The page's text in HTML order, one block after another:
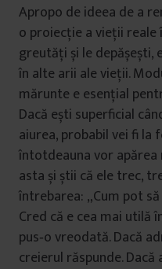
Apropo de ideea de a
o proiecție a vieții reale
greutăți și le depășești,
în alte arii ale vieții.
mărunte e esențial
Dacă ești superficial
aiurea, probabil vei fi la
întotdeauna vor
asta și știi că ele trec,
întrebarea: „Cum pot
Cred că e cea mai utilă
pus‑o vreodată. Dacă
creierul răspunde.